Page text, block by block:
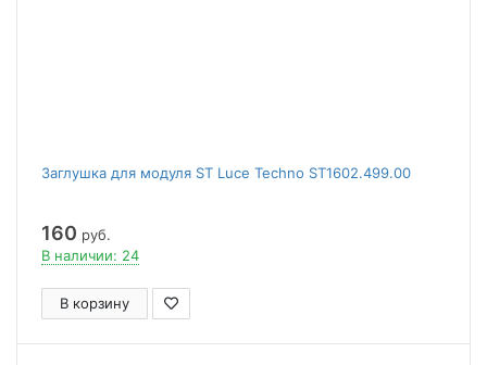
Заглушка для модуля ST Luce Techno ST1602.499.00
160 руб.
В наличии: 24
В корзину